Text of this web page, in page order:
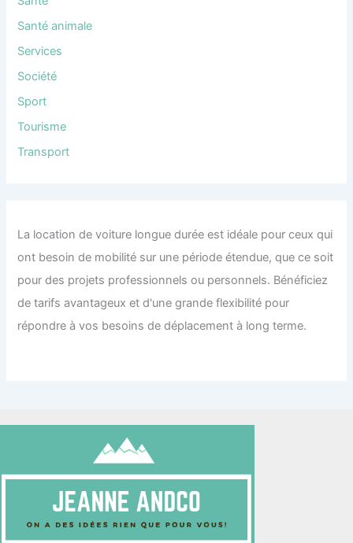
Santé animale
Services
Société
Sport
Tourisme
Transport
La location de voiture longue durée est idéale pour ceux qui
ont besoin de mobilité sur une période étendue, que ce soit
pour des projets professionnels ou personnels. Bénéficiez
de tarifs avantageux et d'une grande flexibilité pour
répondre à vos besoins de déplacement à long terme.